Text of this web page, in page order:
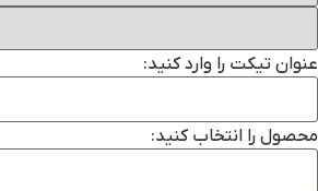
عنوان تیکت را وارد کنید:
محصول را انتخاب کنید: